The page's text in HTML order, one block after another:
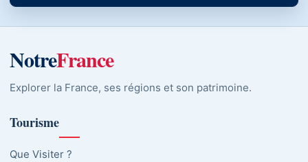
NotreFrance
Explorer la France, ses régions et son patrimoine.
Tourisme
Que Visiter ?